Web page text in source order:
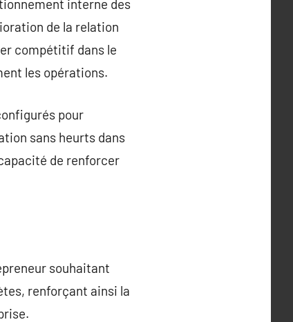
interne des
de la relation
compétitif dans le
les opérations.
pour
sans heurts dans
de renforcer
souhaitant
renforçant ainsi la